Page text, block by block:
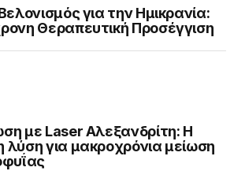
για την Ημικρανία:
Θεραπευτική Προσέγγιση
με Laser Αλεξανδρίτη: Η
λύση για μακροχρόνια μείωση